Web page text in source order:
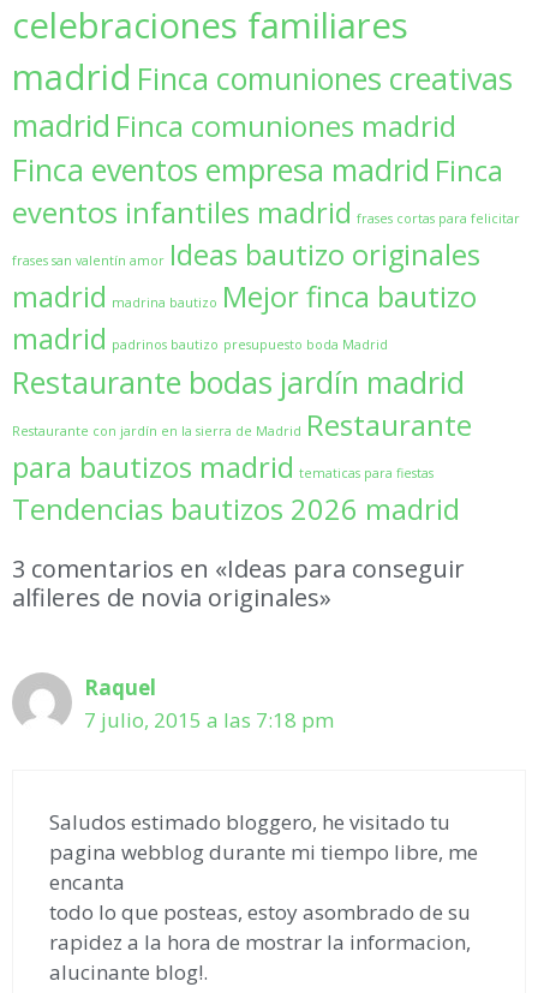
celebraciones familiares
madrid Finca comuniones creativas
madrid Finca comuniones madrid
Finca eventos empresa madrid Finca
eventos infantiles madrid frases cortas para felicitar
frases san valentín amor Ideas bautizo originales
madrid madrina bautizo Mejor finca bautizo
madrid padrinos bautizo presupuesto boda Madrid
Restaurante bodas jardín madrid
Restaurante con jardín en la sierra de Madrid Restaurante
para bautizos madrid tematicas para fiestas
Tendencias bautizos 2026 madrid
3 comentarios en «Ideas para conseguir
alfileres de novia originales»
Raquel
7 julio, 2015 a las 7:18 pm
Saludos estimado bloggero, he visitado tu
pagina webblog durante mi tiempo libre, me
encanta
todo lo que posteas, estoy asombrado de su
rapidez a la hora de mostrar la informacion,
alucinante blog!.